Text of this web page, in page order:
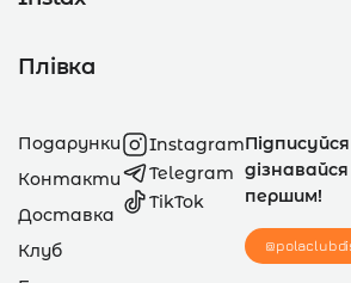
Плівка
Подарунки
Контакти
Доставка
Клуб
Instagram
Telegram
TikTok
першим!